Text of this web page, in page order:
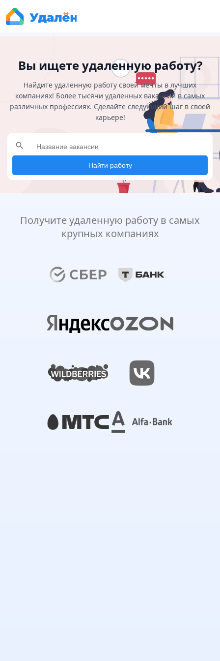
Вы ищете удаленную работу?
Найдите удаленную работу своей мечты в лучших
компаниях! Более тысячи удаленных вакансий в самых
различных профессиях. Сделайте следующий шаг в своей
карьере!
search
Найти работу
Получите удаленную работу в самых
крупных компаниях